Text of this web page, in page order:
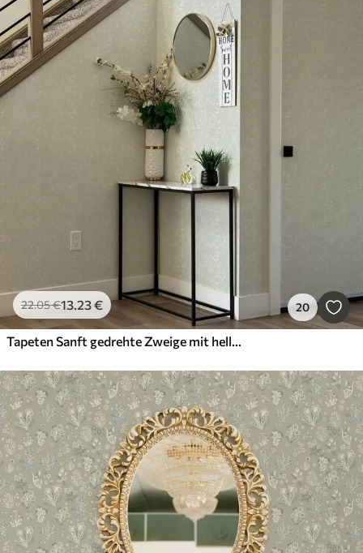
22.05€13.23€ 20
Tapeten Sanft gedrehte Zweige mit hellen Blättern